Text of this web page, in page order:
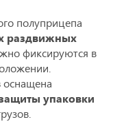
полуприцепа
раздвижных
фиксируются в
оснащена
упаковки